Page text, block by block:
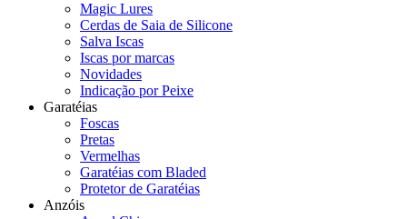
Magic Lures
Cerdas de Saia de Silicone
Salva Iscas
Iscas por marcas
Novidades
Indicação por Peixe
Garatéias
Foscas
Pretas
Vermelhas
Garatéias com Bladed
Protetor de Garatéias
Anzóis